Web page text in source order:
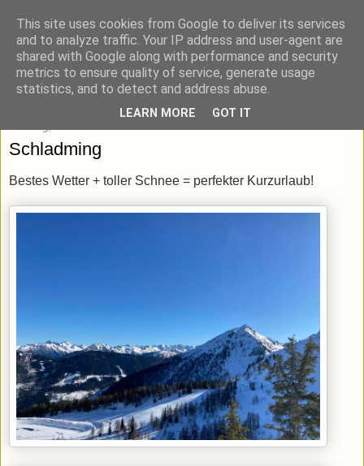
blick-punkt[e..]
Momentaufnahmen von unterwegs & daheim.
Schladming
Bestes Wetter + toller Schnee = perfekter Kurzurlaub!
This site uses cookies from Google to deliver its services
and to analyze traffic. Your IP address and user-agent are
shared with Google along with performance and security
metrics to ensure quality of service, generate usage
statistics, and to detect and address abuse.
LEARN MORE GOT IT